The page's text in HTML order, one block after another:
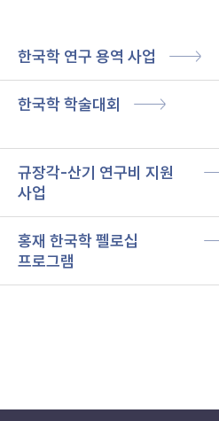
한국학 연구 용역 사업
한국학 학술대회
규장각-산기 연구비 지원
사업
홍재 한국학 펠로십
프로그램